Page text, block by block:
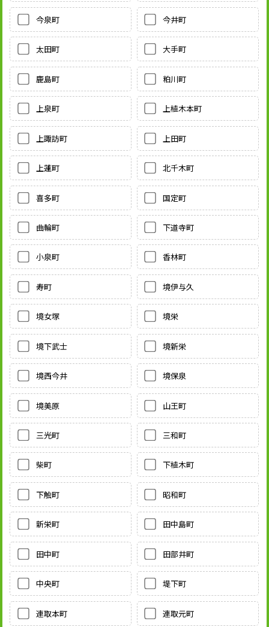
今泉町 今井町
太田町 大手町
鹿島町 粕川町
上泉町 上植木本町
上諏訪町 上田町
上蓮町 北千木町
喜多町 国定町
曲輪町 下道寺町
小泉町 香林町
寿町 境伊与久
境女塚 境栄
境下武士 境新栄
境西今井 境保泉
境美原 山王町
三光町 三和町
柴町 下植木町
下触町 昭和町
新栄町 田中島町
田中町 田部井町
中央町 堤下町
連取本町 連取元町